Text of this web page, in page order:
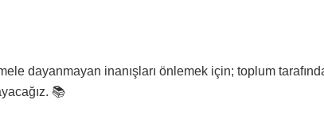
dayanmayan inanışları önlemek için; toplum
📚